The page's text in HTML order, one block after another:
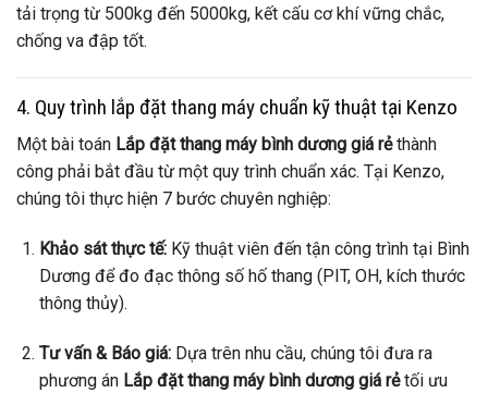
tải trọng từ 500kg đến 5000kg, kết cấu cơ khí vững chắc,
chống va đập tốt.
4. Quy trình lắp đặt thang máy chuẩn kỹ thuật tại Kenzo
Một bài toán Lắp đặt thang máy bình dương giá rẻthành
công phải bắt đầu từ một quy trình chuẩn xác. Tại Kenzo,
chúng tôi thực hiện 7 bước chuyên nghiệp:
Khảo sát thực tế:Kỹ thuật viên đến tận công trình tại Bình
Dương để đo đạc thông số hố thang (PIT, OH, kích thước
thông thủy).
Tư vấn & Báo giá:Dựa trên nhu cầu, chúng tôi đưa ra
phương án Lắp đặt thang máy bình dương giá rẻtối ưu